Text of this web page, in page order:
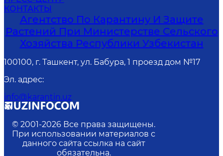
КОНТАКТЫ
Агентство По Карантину И Защите
Растений При Министерстве Сельского
Хозяйства Республики Узбекистан
100100, г. Ташкент, ул. Бабура, 1 проезд дом №17
Эл. адрес:
info@karantin.uz
© 2001-2026 Все права защищены.
При использовании материалов с
данного сайта ссылка на сайт
обязательна.